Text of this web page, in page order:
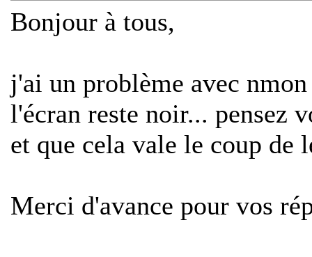
Bonjour à tous,
j'ai un problème avec
l'écran reste noir... pensez
et que cela vale le coup de
Merci d'avance pour vos